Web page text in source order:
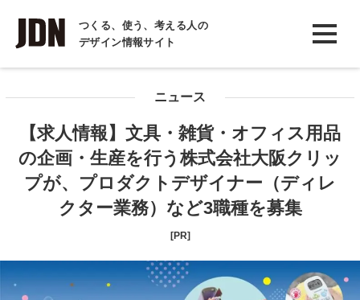
つくる、使う、考える人の
デザイン情報サイト
INTERVIEW
インタビュー
COLUMN
コラム
ニュース
【求人情報】文具・雑貨・オフィス用品
の企画・生産を行う株式会社大阪クリッ
プが、プロダクトデザイナー（ディレ
クター業務）など3職種を募集
[PR]